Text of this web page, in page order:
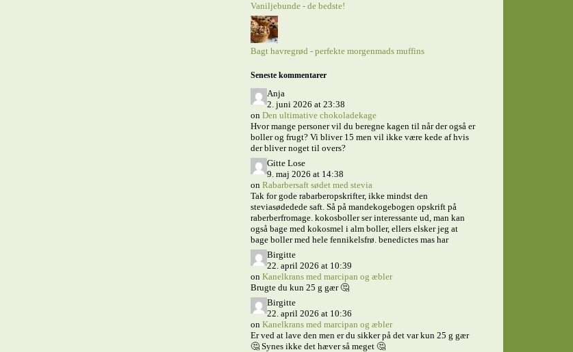
Vaniljebunde - de bedste!
Bagt havregrød - perfekte morgenmads muffins
Seneste kommentarer
Anja
2. juni 2026 at 23:38
on Den ultimative chokoladekage
Hvor mange personer vil du beregne kagen til når der også er
boller og frugt? Vi bliver 15 men vil ikke være kede af hvis
der bliver noget til overs?
Gitte Lose
9. maj 2026 at 14:38
on Rabarbersaft sødet med stevia
Tak for gode rabarberopskrifter, ikke mindst den
steviasødedede saft. Så på mandekogebogen opskrift på
raberberfromage. kokosboller ser interessante ud, man kan
også bage med kokosmel i alm boller, ellers elsker jeg at
bage boller med hele fennikelsfrø. benedictes mas har
Birgitte
22. april 2026 at 10:39
on Kanelkrans med marcipan og æbler
Brugte du kun 25 g gær 🤔
Birgitte
22. april 2026 at 10:36
on Kanelkrans med marcipan og æbler
Er ved at lave den men er du sikker på det var kun 25 g gær
🤔 Synes ikke det hæver så meget 🤔